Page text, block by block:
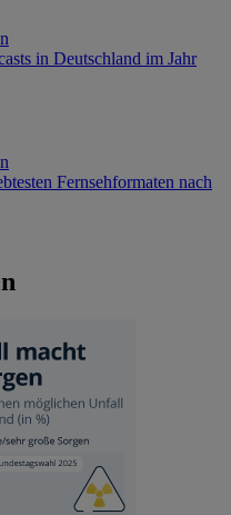
in Deutschland im Jahr
Fernsehformaten nach